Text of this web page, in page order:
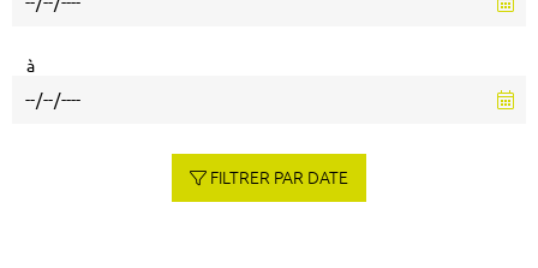
à
FILTRER PAR DATE